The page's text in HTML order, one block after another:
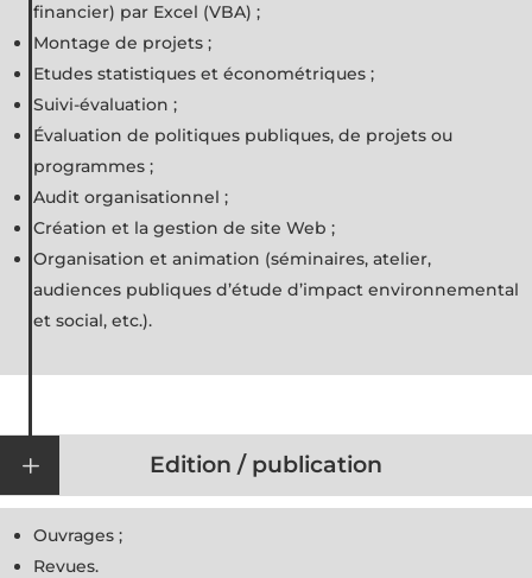
financier) par Excel (VBA) ;
Montage de projets ;
Etudes statistiques et économétriques ;
Suivi-évaluation ;
Évaluation de politiques publiques, de projets ou
programmes ;
Audit organisationnel ;
Création et la gestion de site Web ;
Organisation et animation (séminaires, atelier,
audiences publiques d’étude d’impact environnemental
et social, etc.).
Edition / publication
L
Ouvrages ;
Revues.